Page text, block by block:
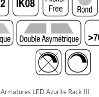
Armatures LED Azurite Rack III